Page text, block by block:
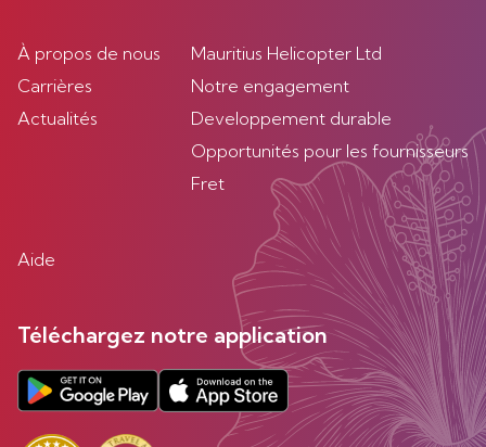
À propos de nous
Carrières
Actualités
Mauritius Helicopter Ltd
Notre engagement
Developpement durable
Opportunités pour les fournisseurs
Fret
Aide
Téléchargez notre application